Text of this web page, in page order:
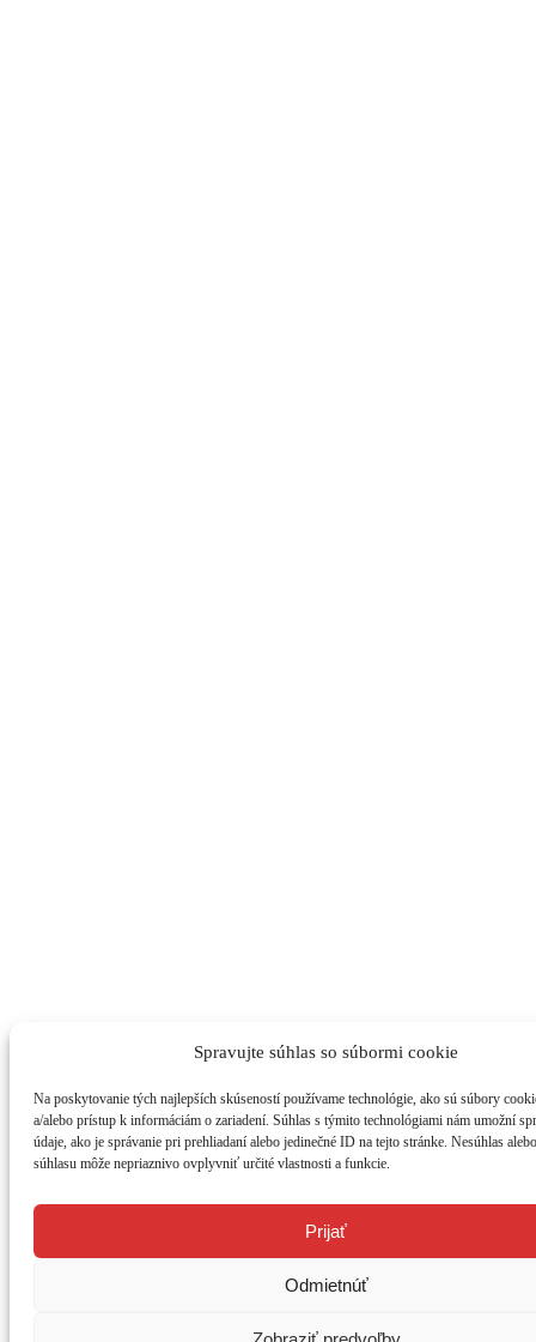
Spravujte súhlas so súbormi cookie
Na poskytovanie tých najlepších skúseností používame technológie, ako sú súbory
a/alebo prístup k informáciám o zariadení. Súhlas s týmito technológiami nám umožní
údaje, ako je správanie pri prehliadaní alebo jedinečné ID na tejto stránke. Nesúhlas
súhlasu môže nepriaznivo ovplyvniť určité vlastnosti a funkcie.
Prijať
Odmietnúť